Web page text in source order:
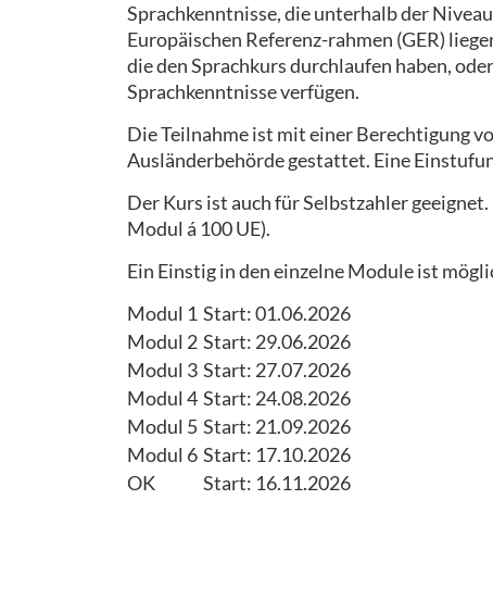
Sprachkenntnisse, die unterhalb der
Europäischen Referenz-rahmen (GER)
die den Sprachkurs durchlaufen haben,
Sprachkenntnisse verfügen.
Die Teilnahme ist mit einer Berechtigung
Ausländerbehörde gestattet. Eine
Der Kurs ist auch für Selbstzahler
Modul á 100 UE).
Ein Einstig in den einzelne Module ist
Modul 1 Start: 01.06.2026
Modul 2 Start: 29.06.2026
Modul 3 Start: 27.07.2026
Modul 4 Start: 24.08.2026
Modul 5 Start: 21.09.2026
Modul 6 Start: 17.10.2026
OK
Start: 16.11.2026